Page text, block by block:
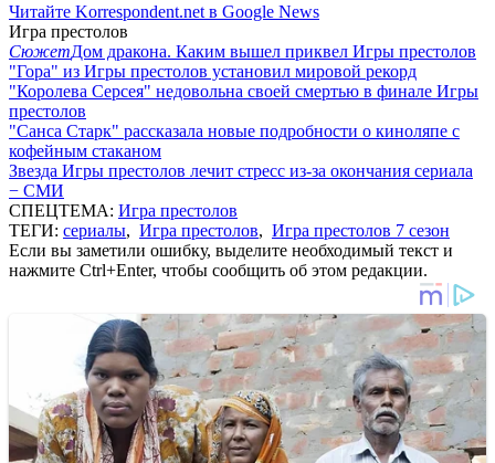
Читайте Korrespondent.net в Google News
Игра престолов
СюжетДом дракона. Каким вышел приквел Игры престолов
"Гора" из Игры престолов установил мировой рекорд
"Королева Серсея" недовольна своей смертью в финале Игры
престолов
"Санса Старк" рассказала новые подробности о киноляпе с
кофейным стаканом
Звезда Игры престолов лечит стресс из-за окончания сериала
− СМИ
СПЕЦТЕМА: Игра престолов
ТЕГИ: сериалы, Игра престолов, Игра престолов 7 сезон
Если вы заметили ошибку, выделите необходимый текст и
нажмите Ctrl+Enter, чтобы сообщить об этом редакции.